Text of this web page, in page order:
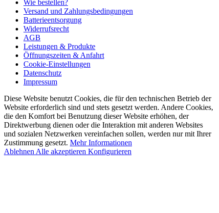
Wie bestellen?
Versand und Zahlungsbedingungen
Batterieentsorgung
Widerrufsrecht
AGB
Leistungen & Produkte
Öffnungszeiten & Anfahrt
Cookie-Einstellungen
Datenschutz
Impressum
Diese Website benutzt Cookies, die für den technischen Betrieb der
Website erforderlich sind und stets gesetzt werden. Andere Cookies,
die den Komfort bei Benutzung dieser Website erhöhen, der
Direktwerbung dienen oder die Interaktion mit anderen Websites
und sozialen Netzwerken vereinfachen sollen, werden nur mit Ihrer
Zustimmung gesetzt. Mehr Informationen
Ablehnen Alle akzeptieren Konfigurieren